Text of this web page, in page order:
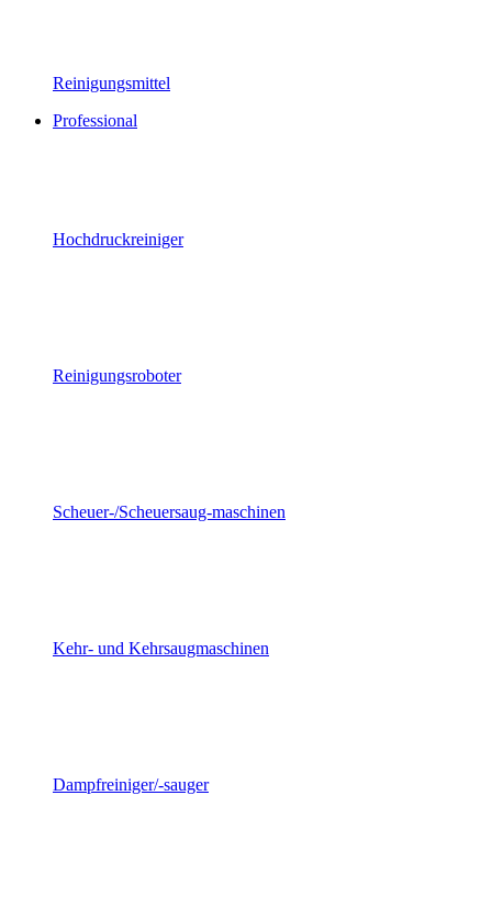
Reinigungsmittel
Professional
Hochdruckreiniger
Reinigungsroboter
Scheuer-/Scheuersaug-maschinen
Kehr- und Kehrsaugmaschinen
Dampfreiniger/-sauger